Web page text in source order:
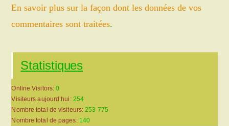
En savoir plus sur la façon dont les données de vos
commentaires sont traitées.
Statistiques
Online Visitors:0
Visiteurs aujourd’hui: 254
Nombre total de visiteurs:253 775
Nombre total de pages: 140